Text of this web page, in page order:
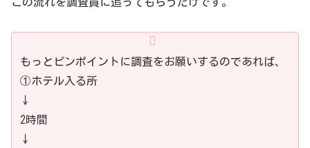
もっとピンポイントに調査をお願いするのであれば、
①ホテル入る所
↓
2時間
↓